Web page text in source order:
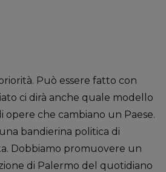
Può essere fatto con
ci dirà anche quale modello
che cambiano un Paese.
bandierina politica di
Dobbiamo promuovere un
di Palermo del quotidiano